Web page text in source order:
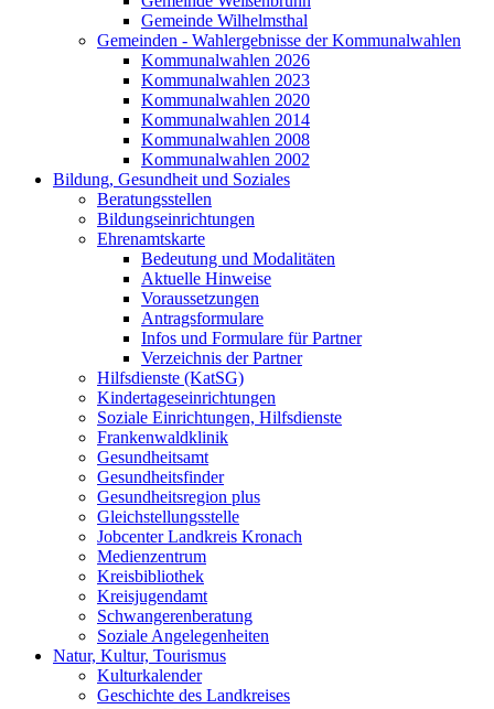
Gemeinde Wilhelmsthal
Gemeinden - Wahlergebnisse der Kommunalwahlen
Kommunalwahlen 2026
Kommunalwahlen 2023
Kommunalwahlen 2020
Kommunalwahlen 2014
Kommunalwahlen 2008
Kommunalwahlen 2002
Bildung, Gesundheit und Soziales
Beratungsstellen
Bildungseinrichtungen
Ehrenamtskarte
Bedeutung und Modalitäten
Aktuelle Hinweise
Voraussetzungen
Antragsformulare
Infos und Formulare für Partner
Verzeichnis der Partner
Hilfsdienste (KatSG)
Kindertageseinrichtungen
Soziale Einrichtungen, Hilfsdienste
Frankenwaldklinik
Gesundheitsamt
Gesundheitsfinder
Gesundheitsregion plus
Gleichstellungsstelle
Jobcenter Landkreis Kronach
Medienzentrum
Kreisbibliothek
Kreisjugendamt
Schwangerenberatung
Soziale Angelegenheiten
Natur, Kultur, Tourismus
Kulturkalender
Geschichte des Landkreises